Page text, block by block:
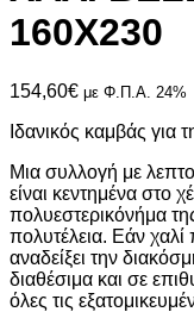
160X230
154,60€ με Φ.Π.Α. 24%
Ιδανικός καμβάς για
Μια συλλογή με
είναι κεντημένα στο
πολυεστερικόνήμα
πολυτέλεια. Εάν χαλί
αναδείξει την
διαθέσιμα και σε
όλες τις